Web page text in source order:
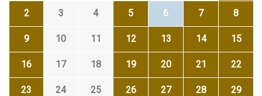
2 3 4 5 6 7 8
9 10 11 12 13 14 15
16 17 18 19 20 21 22
23 24 25 26 27 28 29